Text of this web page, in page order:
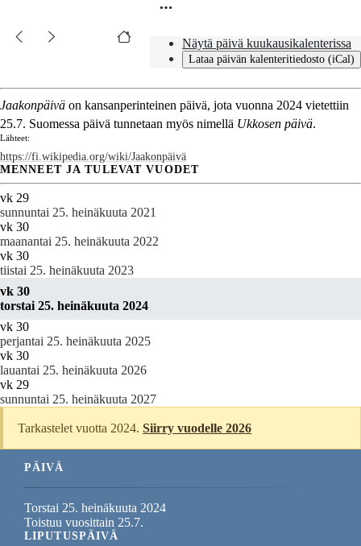
Näytä päivä kuukausikalenterissa
Lataa päivän kalenteritiedosto (iCal)
Jaakonpäivä on kansanperinteinen päivä, jota vuonna 2024 vietettiin
25.7. Suomessa päivä tunnetaan myös nimellä Ukkosen päivä.
Lähteet:
https://fi.wikipedia.org/wiki/Jaakonpäivä
MENNEET JA TULEVAT VUODET
vk 29
sunnuntai 25. heinäkuuta 2021
vk 30
maanantai 25. heinäkuuta 2022
vk 30
tiistai 25. heinäkuuta 2023
vk 30
torstai 25. heinäkuuta 2024
vk 30
perjantai 25. heinäkuuta 2025
vk 30
lauantai 25. heinäkuuta 2026
vk 29
sunnuntai 25. heinäkuuta 2027
Tarkastelet vuotta 2024.Siirry vuodelle 2026
PÄIVÄ
Torstai 25. heinäkuuta 2024
Toistuu vuosittain 25.7.
LIPUTUSPÄIVÄ